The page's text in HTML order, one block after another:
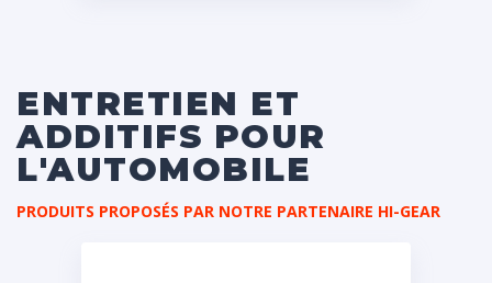
ENTRETIEN ET
ADDITIFS POUR
L'AUTOMOBILE
PRODUITS PROPOSÉS PAR NOTRE PARTENAIRE HI-GEAR